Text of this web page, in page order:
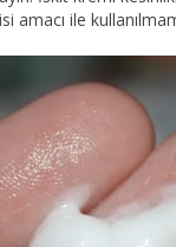
amacı ile